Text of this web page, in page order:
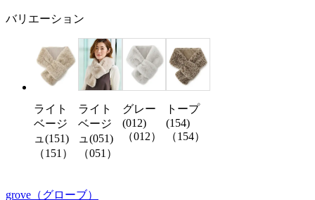
バリエーション
ライト
ベージ
ュ(151)
（151）
ライト
ベージ
ュ(051)
（051）
グレー
(012)
（012）
トープ
(154)
（154）
grove （グローブ）